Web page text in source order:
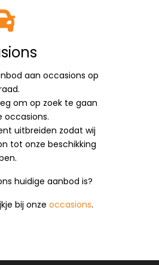
aan occasions op
om op zoek te gaan
occasions.
uitbreiden zodat wij
tot onze beschikking
huidige aanbod is?
bij onzeoccasions.